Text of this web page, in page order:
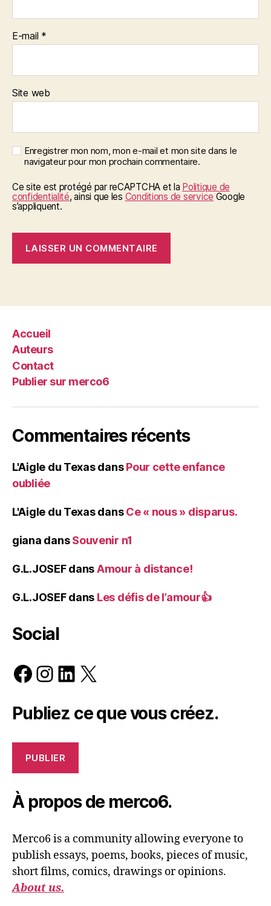
E-mail *
Site web
Enregistrer mon nom, mon e-mail et mon site dans le
navigateur pour mon prochain commentaire.
Ce site est protégé par reCAPTCHA et la Politique de
confidentialité, ainsi que les Conditions de service Google
s’appliquent.
Accueil
Auteurs
Contact
Publier sur merco6
Commentaires récents
L'Aigle du TexasdansPour cette enfance
oubliée
L'Aigle du TexasdansCe « nous » disparus.
giana dansSouvenir n1
G.L.JOSEFdansAmour à distance!
G.L.JOSEFdans Les défis de l’amour👍
Social
Facebook
Instagram
LinkedIn
X
Publiez ce que vous créez.
PUBLIER
À propos de merco6.
Merco6 is a community allowing everyone to
publish essays, poems, books, pieces of music,
short films, comics, drawings or opinions.
About us.